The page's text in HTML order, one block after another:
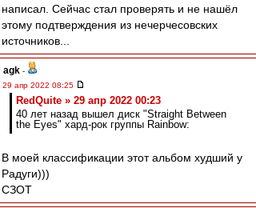
написал. Сейчас стал проверять и не нашёл
этому подтверждения из нечерчесовских
источников...
agk -
29 апр 2022 08:25
RedQuite » 29 апр 2022 00:23
40 лет назад вышел диск "Straight Between
the Eyes" хард-рок группы Rainbow:
В моей классификации этот альбом худший у
Радуги)))
СЗОТ